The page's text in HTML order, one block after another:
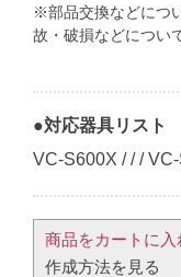
※部品交換などにつ
故・破損などについ
●対応器具リスト
VC-S600X / / /
商品をカートに
作成方法を見る​​